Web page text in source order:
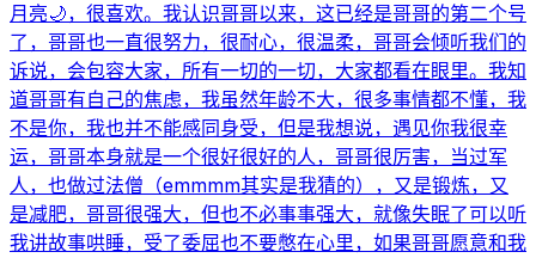
月亮🌙，很喜欢。我认识哥哥以来，这已经是哥哥的第二个号
了，哥哥也一直很努力，很耐心，很温柔，哥哥会倾听我们的
诉说，会包容大家，所有一切的一切，大家都看在眼里。我知
道哥哥有自己的焦虑，我虽然年龄不大，很多事情都不懂，我
不是你，我也并不能感同身受，但是我想说，遇见你我很幸
运，哥哥本身就是一个很好很好的人，哥哥很厉害，当过军
人，也做过法僧（emmmm其实是我猜的），又是锻炼，又
是减肥，哥哥很强大，但也不必事事强大，就像失眠了可以听
我讲故事哄睡，受了委屈也不要憋在心里，如果哥哥愿意和我